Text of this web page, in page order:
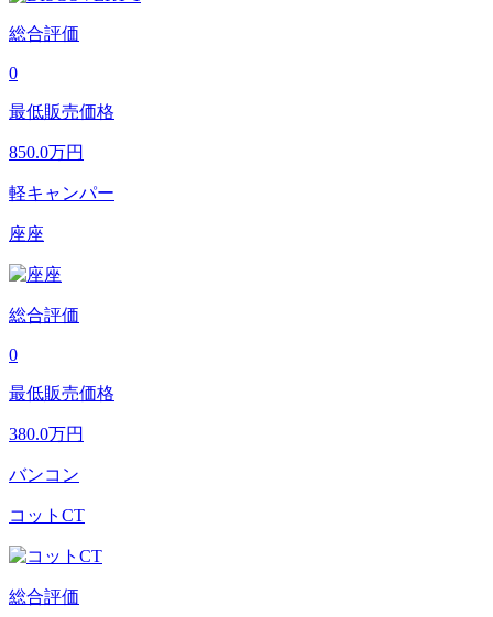
総合評価
0
最低販売価格
850.0万円
軽キャンパー
座座
総合評価
0
最低販売価格
380.0万円
バンコン
コットCT
総合評価